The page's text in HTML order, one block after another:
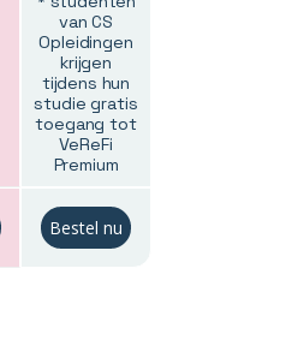
van CS
Opleidingen
krijgen
tijdens hun
studie gratis
toegang tot
VeReFi
Premium
Bestel nu